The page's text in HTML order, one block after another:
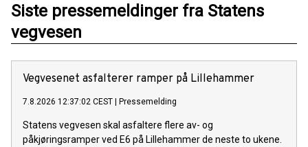
Siste pressemeldinger fra Statens
vegvesen
Vegvesenet asfalterer ramper på Lillehammer
7.8.2026 12:37:02 CEST | Pressemelding
Statens vegvesen skal asfaltere flere av- og
påkjøringsramper ved E6 på Lillehammer de neste to ukene.